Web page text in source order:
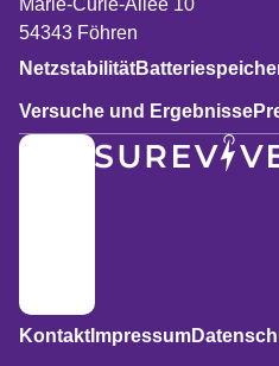
Marie-Curie-Allee 10
54343 Föhren
Netzstabilität
Versuche und Ergebnisse
Kontakt Impressum